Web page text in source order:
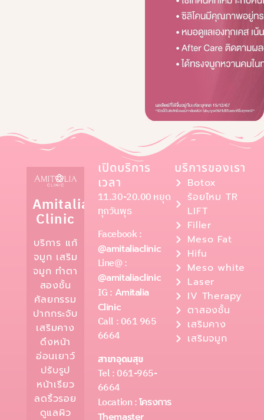
Amitalia
Clinic
บริการ แก้
จมูก เสริม
จมูก ทำตา
สองชั้น
ศัลยกรรม
ปากกระจับ
เสริมคาง
ดึงหน้า
อ่อนเยาว์
ปรับรูป
หน้าเรียว
ลดริ้วรอย
ดูแลผิว
เปิดบริการ
เวลา
11.30-20.00 หยุด
ทุกวันพุธ
Facebook :
@amitaliaclinic
Line@ :
@amitaliaclinic
IG : Amitalia
Clinic
Call : 061 965
6664
สาขาอุดมสุข
Tel : 061-965-
6664
Location :โครงการ
บริการของเรา
Botox
ร้อยไหม TR
LIFT
Filler
Meso Fat
Hifu
Meso white
Laser
IV Therapy
ตาสองชั้น
เสริมคาง
เสริมจมูก